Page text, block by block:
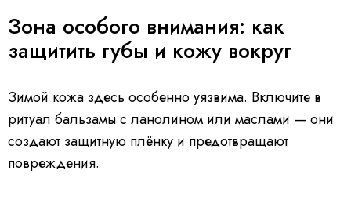
Зона особого внимания: как
защитить губы и кожу вокруг
Зимой кожа здесь особенно уязвима. Включите в
ритуал бальзамы с ланолином или маслами — они
создают защитную плёнку и предотвращают
повреждения.